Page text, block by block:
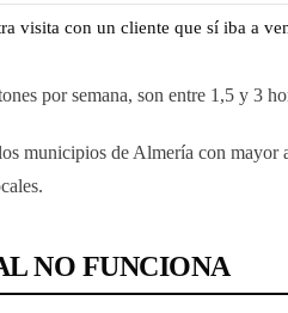
visita con un cliente que sí iba a
por semana, son entre 1,5 y 3
municipios de Almería con
NO FUNCIONA